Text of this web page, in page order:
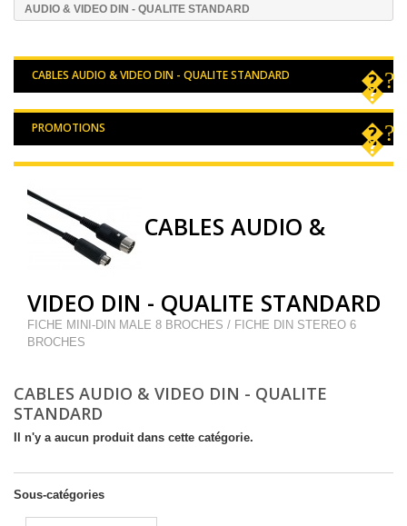
AUDIO & VIDEO DIN - QUALITE STANDARD
CABLES AUDIO & VIDEO DIN - QUALITE STANDARD
PROMOTIONS
CABLES AUDIO &
VIDEO DIN - QUALITE STANDARD
FICHE MINI-DIN MALE 8 BROCHES / FICHE DIN STEREO 6
BROCHES
CABLES AUDIO & VIDEO DIN - QUALITE
STANDARD
Il n'y a aucun produit dans cette catégorie.
Sous-catégories